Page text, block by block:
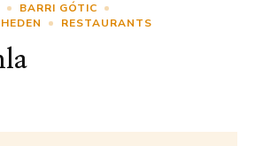
BARRI GÓTIC
RESTAURANTS